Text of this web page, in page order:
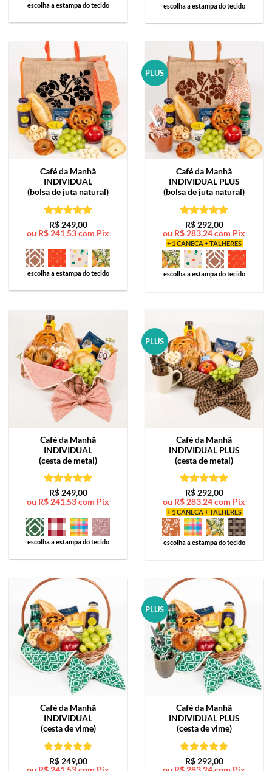
escolha a estampa do tecido escolha a estampa do tecido
Café da Manhã
INDIVIDUAL
(bolsa de juta natural)
Avaliação5
de 5
R$249,00
ou R$ 241,53com Pix
escolha a estampa do tecido
PLUS
Café da Manhã
INDIVIDUAL PLUS
(bolsa de juta natural)
Avaliação5
de 5
R$292,00
ou R$ 283,24com Pix
+ 1 CANECA + TALHERES
escolha a estampa do tecido
Café da Manhã
INDIVIDUAL
(cesta de metal)
Avaliação5
de 5
R$249,00
ou R$ 241,53com Pix
escolha a estampa do tecido
PLUS
Café da Manhã
INDIVIDUAL PLUS
(cesta de metal)
Avaliação5
de 5
R$292,00
ou R$ 283,24com Pix
+ 1 CANECA + TALHERES
escolha a estampa do tecido
Café da Manhã
INDIVIDUAL
(cesta de vime)
Avaliação5
R$249,00
PLUS
Café da Manhã
INDIVIDUAL PLUS
(cesta de vime)
Avaliação5
R$292,00